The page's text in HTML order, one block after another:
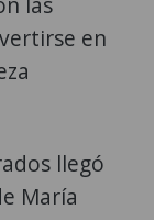
en
llegó
María